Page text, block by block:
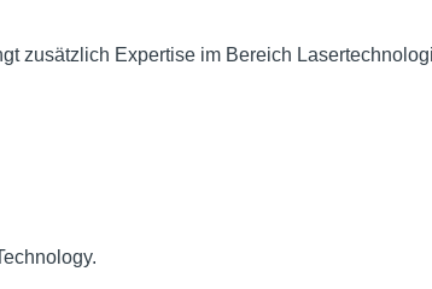
zusätzlich Expertise im Bereich